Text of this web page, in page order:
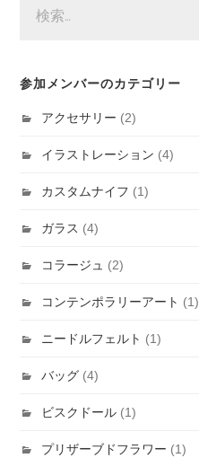
索:
参加メンバーのカテゴリー
アクセサリー (2)
イラストレーション (4)
カスタムナイフ (1)
ガラス (4)
コラージュ (2)
コンテンポラリーアート (1)
ニードルフェルト (1)
バッグ (4)
ビスクドール (1)
プリザーブドフラワー (1)